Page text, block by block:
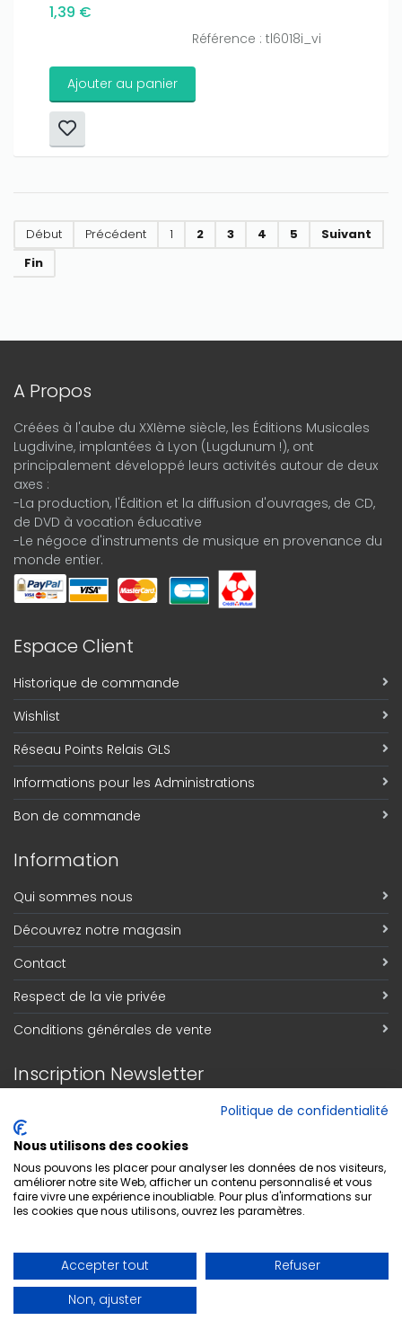
1,39 €
Référence : tl6018i_vi
Ajouter au panier
Début Précédent 1 2 3 4 5
Suivant
Fin
A Propos
Créées à l'aube du XXIème siècle, les Éditions Musicales
Lugdivine, implantées à Lyon (Lugdunum !), ont
principalement développé leurs activités autour de deux
axes :
-La production, l'Édition et la diffusion d'ouvrages, de CD,
de DVD à vocation éducative
-Le négoce d'instruments de musique en provenance du
monde entier.
Espace Client
Historique de commande
Wishlist
Réseau Points Relais GLS
Informations pour les Administrations
Bon de commande
Information
Qui sommes nous
Découvrez notre magasin
Contact
Respect de la vie privée
Conditions générales de vente
Inscription Newsletter
S'abonner
Politique de confidentialité
Nous utilisons des cookies
Nous pouvons les placer pour analyser les données de nos visiteurs,
améliorer notre site Web, afficher un contenu personnalisé et vous
faire vivre une expérience inoubliable. Pour plus d'informations sur
les cookies que nous utilisons, ouvrez les paramètres.
Accepter tout
Refuser
Non, ajuster